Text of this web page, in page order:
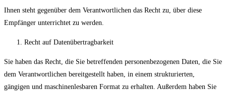
Ihnen steht gegenüber dem Verantwortlichen das Recht zu, über diese
Empfänger unterrichtet zu werden.
Recht auf Datenübertragbarkeit
Sie haben das Recht, die Sie betreffenden personenbezogenen Daten, die Sie
dem Verantwortlichen bereitgestellt haben, in einem strukturierten,
gängigen und maschinenlesbaren Format zu erhalten. Außerdem haben Sie